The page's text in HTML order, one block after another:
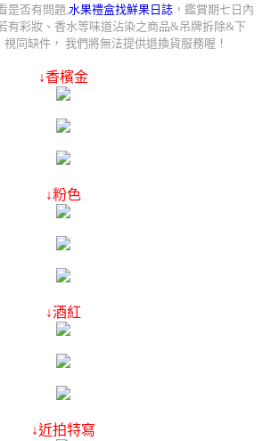
是否有問題, 水果禮盒找鮮果日誌，鑑賞期七日內
有彩妝、香水等味道沾染之商品&吊牌拆除&下
同缺件， 我們將無法提供退換貨服務喔！
↓香檳金
↓粉色
↓酒紅
↓近拍特寫